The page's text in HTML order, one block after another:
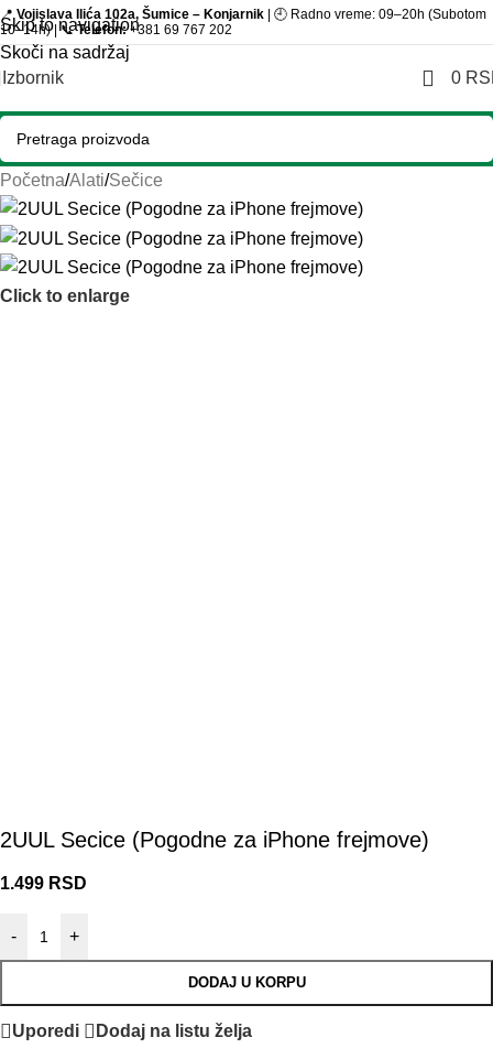
Skip to navigation
Skoči na sadržaj
📍Vojislava Ilića 102a, Šumice – Konjarnik | 🕘 Radno vreme: 09–20h (Subotom
10–14h) | 📞Telefon:+381 69 767 202
Izbornik 0
Početna/Alati/Sečice
Click to enlarge
2UUL Secice (Pogodne za iPhone frejmove)
1.499 RSD
- +
DODAJ U KORPU
Uporedi Dodaj na listu želja